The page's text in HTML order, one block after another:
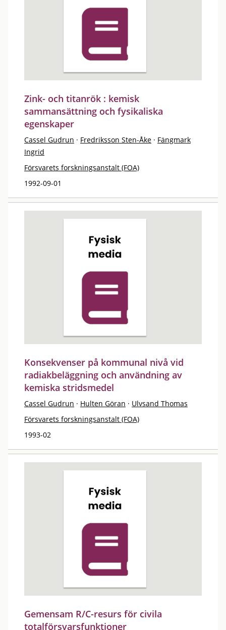
Zink- och titanrök : kemisk
sammansättning och fysikaliska
egenskaper
Cassel Gudrun · Fredriksson Sten-Åke · Fängmark
Ingrid
Försvarets forskningsanstalt (FOA)
1992-09-01
Konsekvenser på kommunal nivå vid
radiakbeläggning och användning av
kemiska stridsmedel
Cassel Gudrun · Hulten Göran · Ulvsand Thomas
Försvarets forskningsanstalt (FOA)
1993-02
Gemensam R/C-resurs för civila
totalförsvarsfunktioner